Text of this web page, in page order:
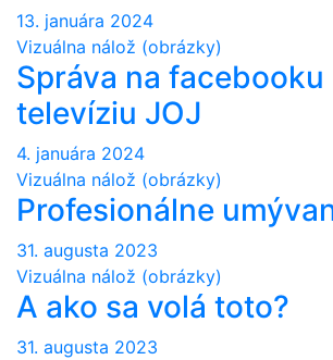
13. januára 2024
Vizuálna nálož (obrázky)
Správa na facebooku
televíziu JOJ
4. januára 2024
Vizuálna nálož (obrázky)
Profesionálne
31. augusta 2023
Vizuálna nálož (obrázky)
A ako sa volá toto?
31. augusta 2023